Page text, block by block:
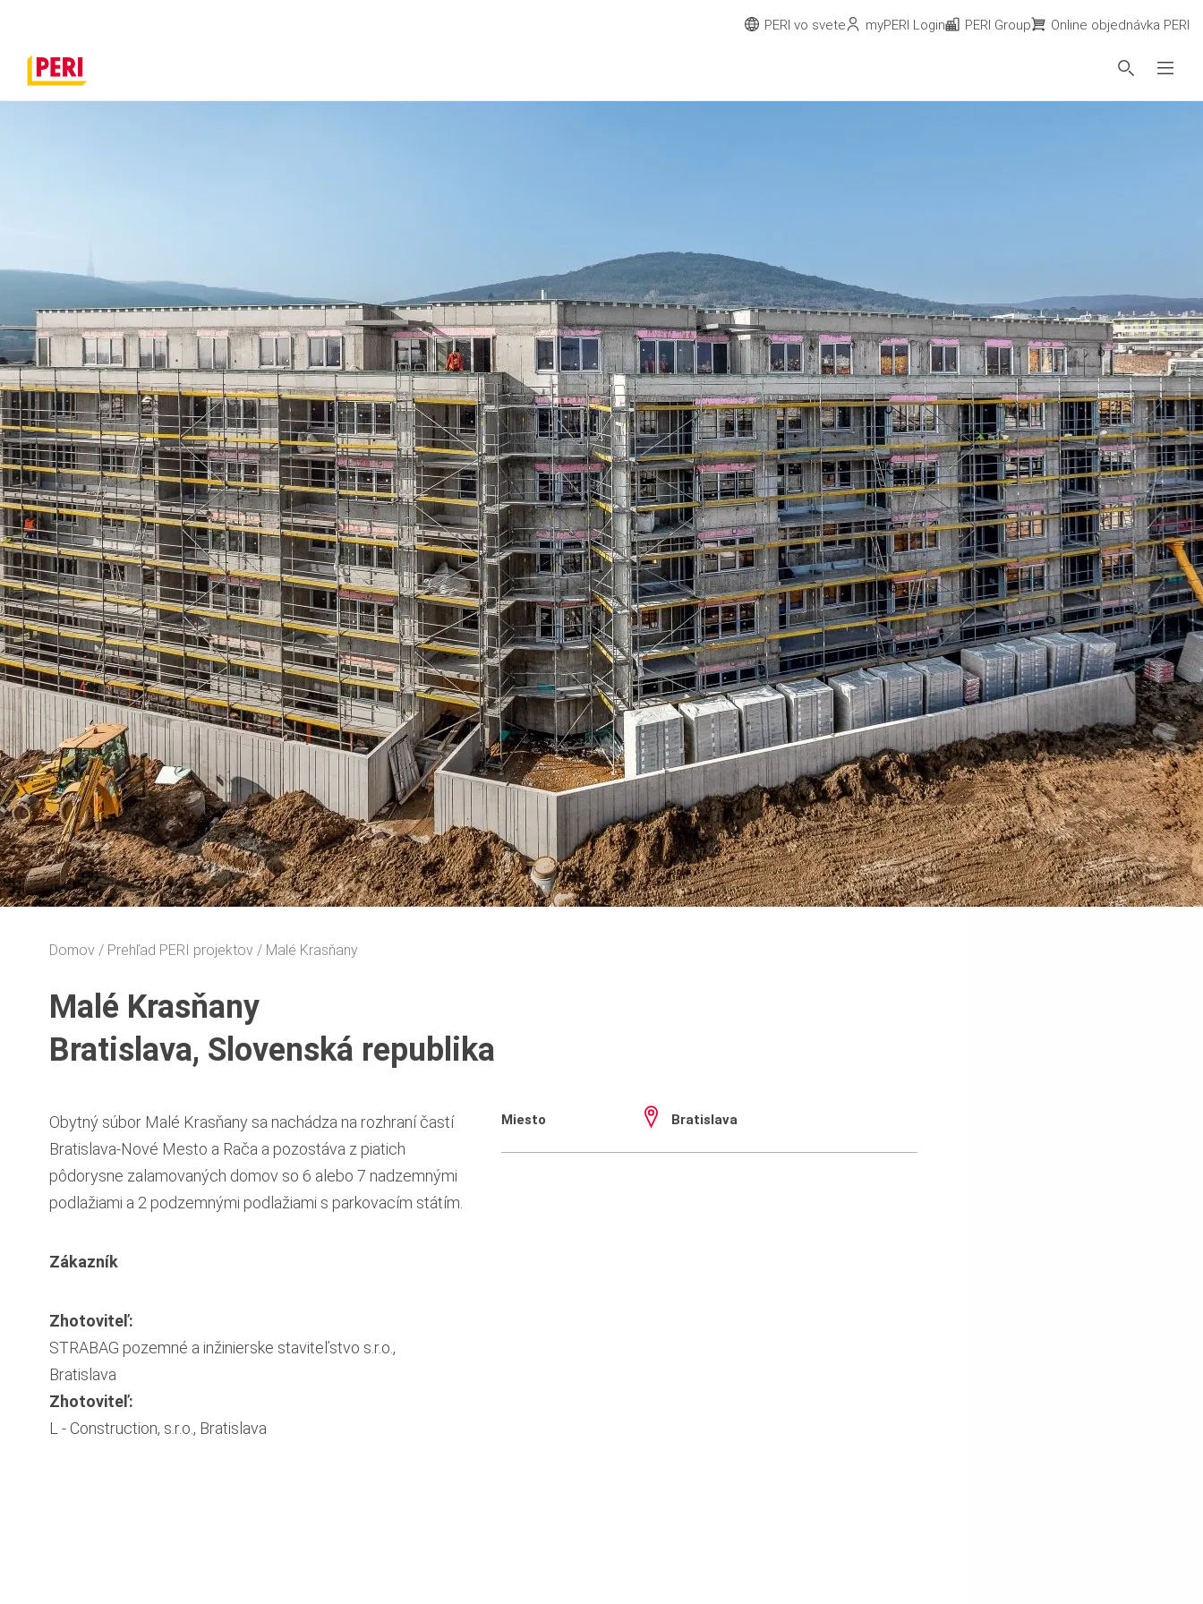
Domov Prehľad PERI projektov Malé Krasňany
Malé Krasňany
Bratislava, Slovenská republika
Obytný súbor Malé Krasňany sa nachádza na rozhraní častí
Bratislava-Nové Mesto a Rača a pozostáva z piatich
pôdorysne zalamovaných domov so 6 alebo 7 nadzemnými
podlažiami a 2 podzemnými podlažiami s parkovacím státím.
Zákazník
Zhotoviteľ:
STRABAG pozemné a inžinierske staviteľstvo s.r.o.,
Bratislava
Zhotoviteľ:
L - Construction, s.r.o., Bratislava
Miesto Bratislava
PERI vo svete myPERI Login PERI Group Online objednávka PERI